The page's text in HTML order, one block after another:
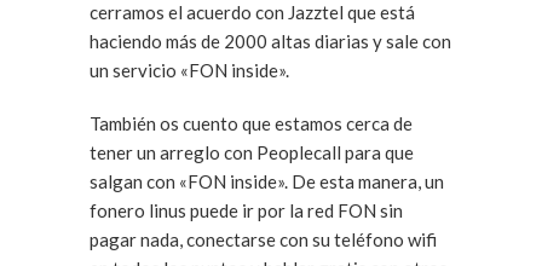
cerramos el acuerdo con Jazztel que está
haciendo más de 2000 altas diarias y sale con
un servicio «FON inside».
También os cuento que estamos cerca de
tener un arreglo con Peoplecall para que
salgan con «FON inside». De esta manera, un
fonero linus puede ir por la red FON sin
pagar nada, conectarse con su teléfono wifi